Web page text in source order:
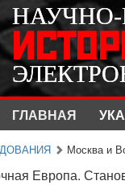
НАУЧНО-
ГЛАВНАЯ
НАУЧНО-
Москва и
Европа.